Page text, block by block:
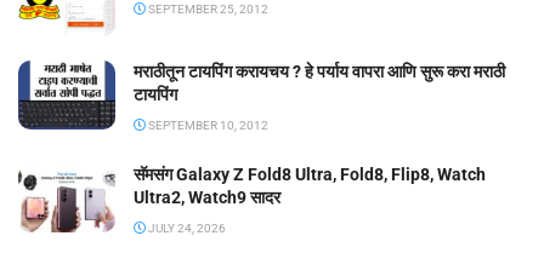
SEPTEMBER 25, 2012
मराठीतून टायपिंग करायचय ? हे पर्याय वापरा आणि सुरू करा मराठी
टायपिंग
SEPTEMBER 10, 2012
सॅमसंग Galaxy Z Fold8 Ultra, Fold8, Flip8, Watch
Ultra2, Watch9 सादर
JULY 24, 2026